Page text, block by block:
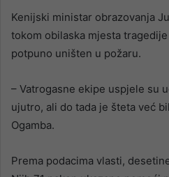
Kenijski ministar obrazovanja
tokom obilaska mjesta
potpuno uništen u požaru.
– Vatrogasne ekipe uspjele su
ujutro, ali do tada je šteta već
Ogamba.
Prema podacima vlasti,